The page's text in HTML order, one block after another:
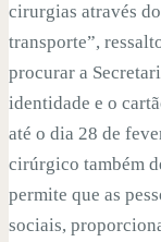
cirurgias através
transporte”,
procurar a
identidade e o
até o dia 28 de
cirúrgico também
permite que as
sociais,